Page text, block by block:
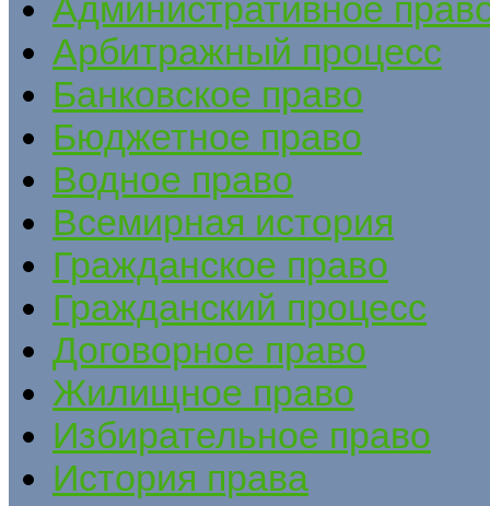
Административное
Арбитражный процесс
Банковское право
Бюджетное право
Водное право
Всемирная история
Гражданское право
Гражданский процесс
Договорное право
Жилищное право
Избирательное право
История права